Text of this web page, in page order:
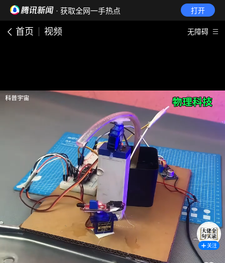
· 获取全网一手热点 打开
首页 视频 无障碍
关注